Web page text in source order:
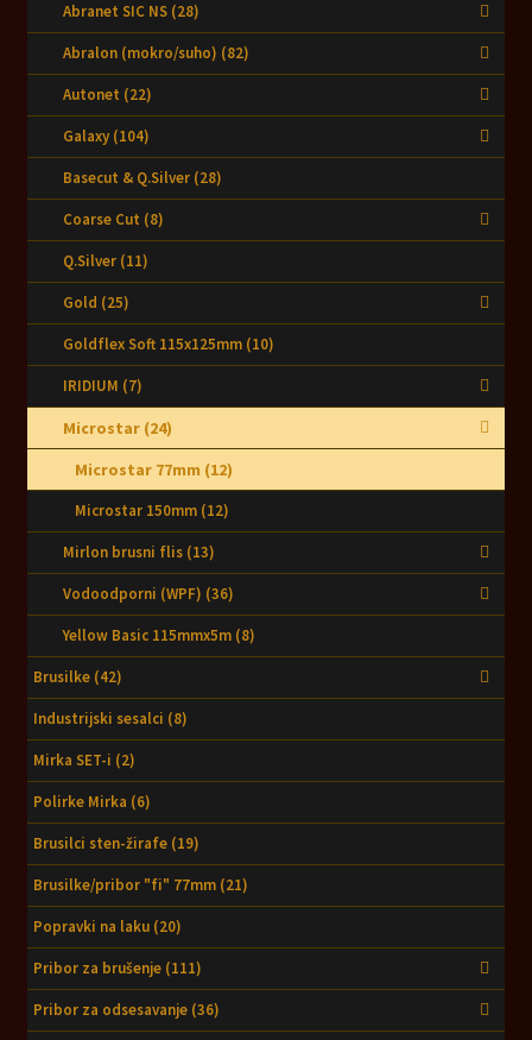
Abranet SIC NS (28)
Abralon (mokro/suho) (82)
Autonet (22)
Galaxy (104)
Basecut & Q.Silver (28)
Coarse Cut (8)
Q.Silver (11)
Gold (25)
Goldflex Soft 115x125mm (10)
IRIDIUM (7)
Microstar (24)
Microstar 77mm (12)
Microstar 150mm (12)
Mirlon brusni flis (13)
Vodoodporni (WPF) (36)
Yellow Basic 115mmx5m (8)
Brusilke (42)
Industrijski sesalci (8)
Mirka SET-i (2)
Polirke Mirka (6)
Brusilci sten-žirafe (19)
Brusilke/pribor "fi" 77mm (21)
Popravki na laku (20)
Pribor za brušenje (111)
Pribor za odsesavanje (36)